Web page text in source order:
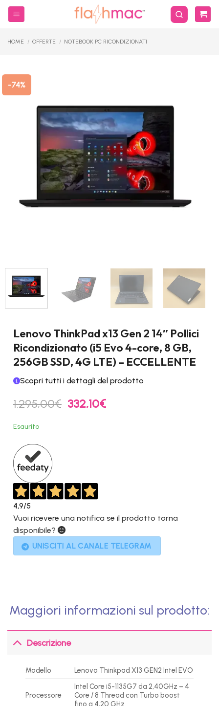
Salta
HOME / OFFERTE / NOTEBOOK PC RICONDIZIONATI
-74%
Lenovo ThinkPad x13 Gen 2 14″ Pollici
Ricondizionato (i5 Evo 4-core, 8 GB,
256GB SSD, 4G LTE) – ECCELLENTE
Scopri tutti i dettagli del prodotto
1.295,00€ Il
prezzo
332,10€Il
Esaurito
4,9/5
Vuoi ricevere una notifica se il prodotto torna
disponibile?
UNISCITI AL CANALE TELEGRAM
Maggiori informazioni sul prodotto:
Descrizione
Modello Lenovo Thinkpad X13 GEN2 Intel EVO
Processore
Intel Core i5-1135G7 da 2,40GHz – 4
Core / 8 Thread con Turbo boost
fino a 4,20 GHz